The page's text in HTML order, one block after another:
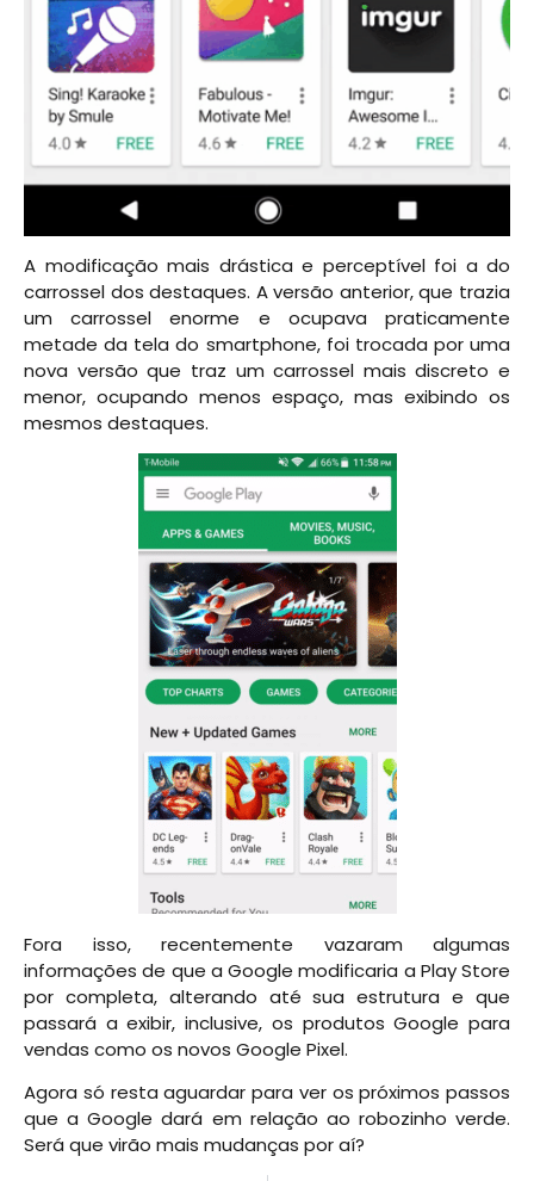
A modificação mais drástica e perceptível foi a do
carrossel dos destaques. A versão anterior, que trazia
um carrossel enorme e ocupava praticamente
metade da tela do smartphone, foi trocada por uma
nova versão que traz um carrossel mais discreto e
menor, ocupando menos espaço, mas exibindo os
mesmos destaques.
Fora isso, recentemente vazaram algumas
informações de que a Google modificaria a Play Store
por completa, alterando até sua estrutura e que
passará a exibir, inclusive, os produtos Google para
vendas como os novos Google Pixel.
Agora só resta aguardar para ver os próximos passos
que a Google dará em relação ao robozinho verde.
Será que virão mais mudanças por aí?